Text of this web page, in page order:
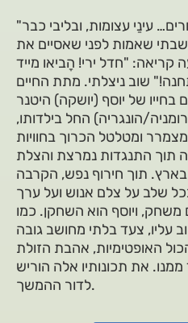
"אש ! צעק השוטר לכיתת היורים… עינַי עצומות, ובליבי כבר
שאמות לפני שאסיים את
"חדל ירי! הָביאו מייד
שוב ניצלתי. מתת החיים
בחייו של יוסף (יושקה) היטנר
הונגריה) החל בילדותו,
ומטלטל הכרוך בחוויות
תוך התנגדות נמרצת והצלת
תוך חירוף נפש, הקרבה
שלב על צלם אנוש ועל ערך
ויוסף הוא השחקן. כמו
צעד בלתי מחושב גובה
האופטימיות, אהבת הזולת
את תכונותיו אלה הוריש
לדור ההמשך.